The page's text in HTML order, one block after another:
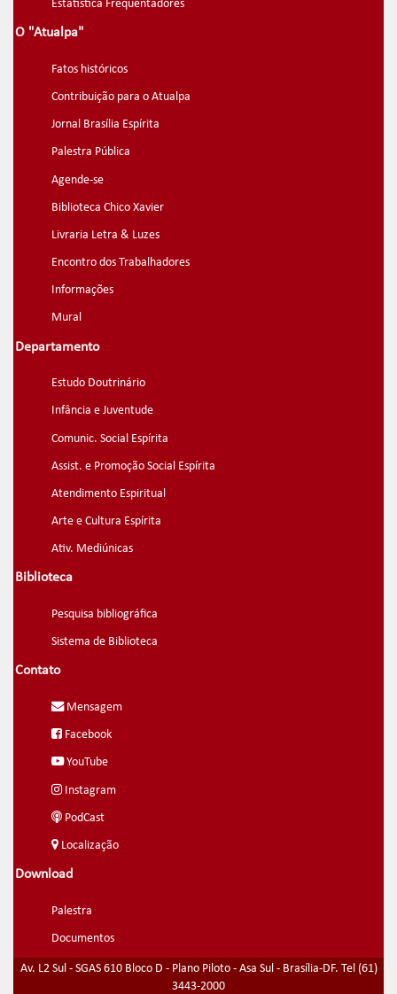
Estatística Frequentadores
O "Atualpa"
Fatos históricos
Contribuição para o Atualpa
Jornal Brasília Espírita
Palestra Pública
Agende-se
Biblioteca Chico Xavier
Livraria Letra & Luzes
Encontro dos Trabalhadores
Informações
Mural
Departamento
Estudo Doutrinário
Infância e Juventude
Comunic. Social Espírita
Assist. e Promoção Social Espírita
Atendimento Espiritual
Arte e Cultura Espírita
Ativ. Mediúnicas
Biblioteca
Pesquisa bibliográfica
Sistema de Biblioteca
Contato
Mensagem
Facebook
YouTube
Instagram
PodCast
Localização
Download
Palestra
Documentos
Av. L2 Sul - SGAS 610 Bloco D - Plano Piloto - Asa Sul - Brasília-DF. Tel (61)
3443-2000